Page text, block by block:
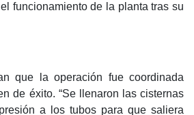
funcionamiento de la planta tras su
que la operación fue coordinada
de éxito. “Se llenaron las cisternas
a los tubos para que saliera